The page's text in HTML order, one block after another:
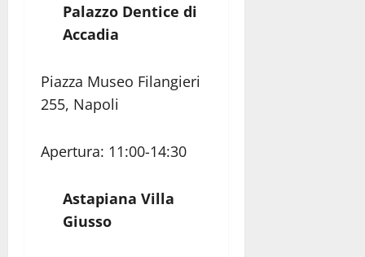
Palazzo Dentice di
Accadia
Piazza Museo Filangieri
255, Napoli
Apertura: 11:00-14:30
Astapiana Villa
Giusso